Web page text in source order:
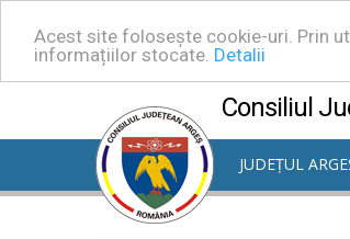
Acest site folosește cookie-uri. Prin
informațiilor stocate. Detalii
Consiliul
JUDEȚUL